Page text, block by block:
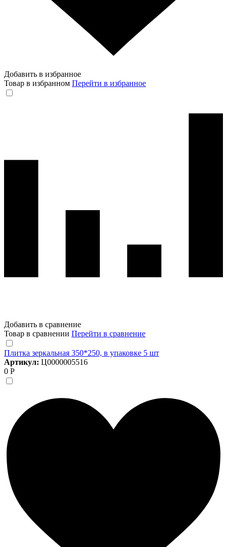
Добавить в избранное
Товар в избранном Перейти в избранное
Добавить в сравнение
Товар в сравнении Перейти в сравнение
Плитка зеркальная 350*250, в упаковке 5 шт
Артикул: Ц0000005516
0 Р